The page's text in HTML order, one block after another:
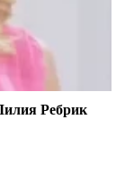
Ребрик